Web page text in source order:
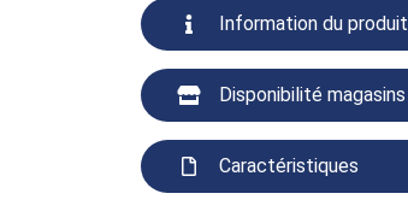
Information du produit
Disponibilité magasins
Caractéristiques